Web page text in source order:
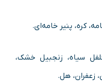
کره، پنیر خامه‌ای.
سیاه، زنجبیل خشک،
زعفران، هل.